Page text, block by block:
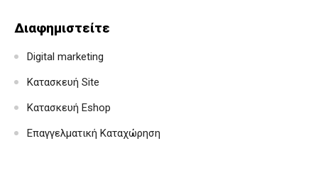
Διαφημιστείτε
Digital marketing
Κατασκευή Site
Κατασκευή Eshop
Επαγγελματική Καταχώρηση